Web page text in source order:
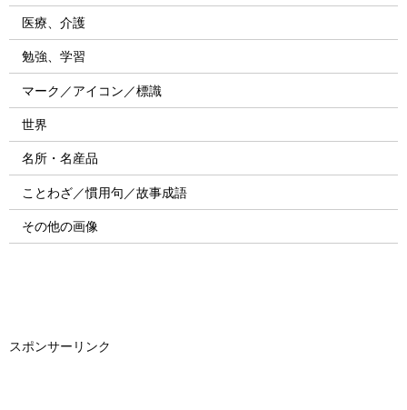
医療、介護
勉強、学習
マーク／アイコン／標識
世界
名所・名産品
ことわざ／慣用句／故事成語
その他の画像
スポンサーリンク